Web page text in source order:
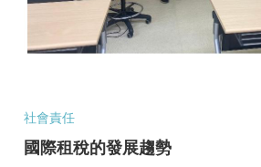
社會責任
國際租稅的發展趨勢